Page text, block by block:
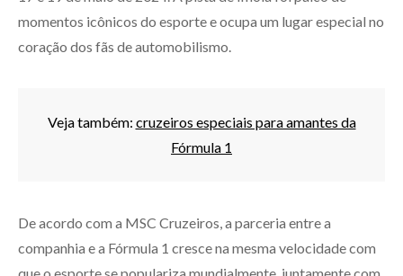
momentos icônicos do esporte e ocupa um lugar especial no
coração dos fãs de automobilismo.
Veja também: cruzeiros especiais para amantes da
Fórmula 1
De acordo com a MSC Cruzeiros, a parceria entre a
companhia e a Fórmula 1 cresce na mesma velocidade com
que o esporte se populariza mundialmente, juntamente com